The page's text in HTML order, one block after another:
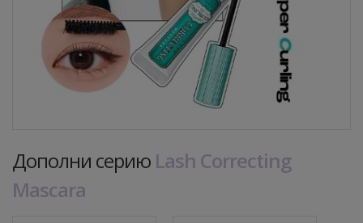
Дополни серию Lash Correcting
Mascara